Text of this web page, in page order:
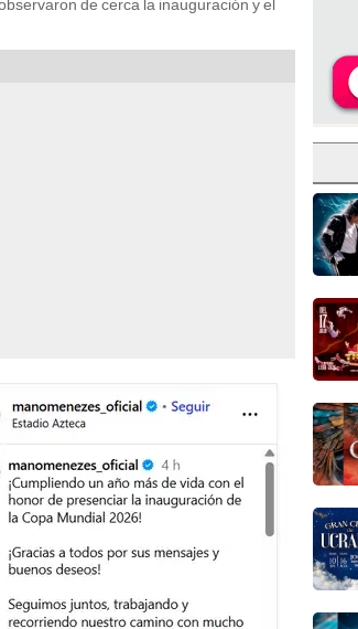
de cerca la inauguración y el